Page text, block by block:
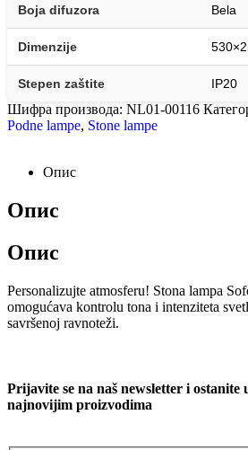
Boja difuzora Bela
Dimenzije
Stepen zaštite IP20
Шифра производа: NL01-00116
Podne lampe, Stone lampe
Опис
Опис
Опис
Personalizujte atmosferu! Stona lampa
omogućava kontrolu tona i intenziteta
savršenoj ravnoteži.
Prijavite se na naš newsletter i
najnovijim proizvodima